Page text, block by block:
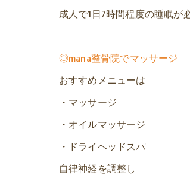
成人で1日7時間程度の睡眠が
◎mana整骨院でマッサージ
おすすめメニューは
・マッサージ
・オイルマッサージ
・ドライヘッドスパ
自律神経を調整し